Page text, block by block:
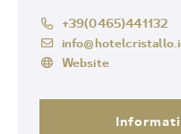
+39(0465)441132
Website